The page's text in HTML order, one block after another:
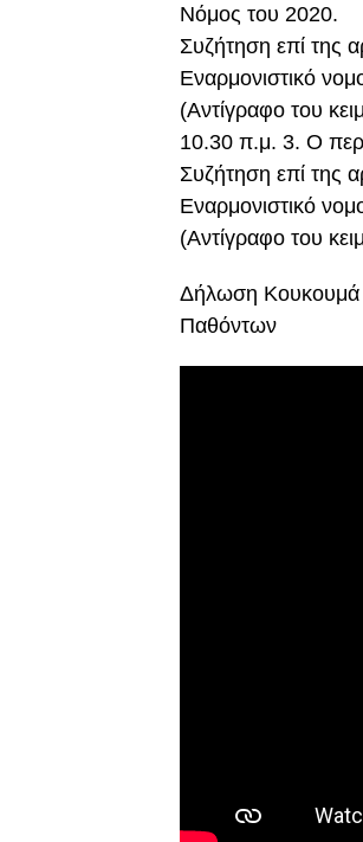
Νόμος του 2020.
Συζήτηση επί της
Εναρμονιστικό
(Αντίγραφο του
10.30 π.μ. 3. Ο
Συζήτηση επί της
Εναρμονιστικό
(Αντίγραφο του
Δήλωση Κουκουμά
Παθόντων